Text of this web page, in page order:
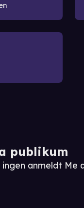
publikum
anmeldt Me